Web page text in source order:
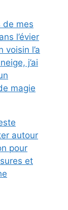
de mes
l’évier
voisin l’a
j’ai
magie
autour
pour
et